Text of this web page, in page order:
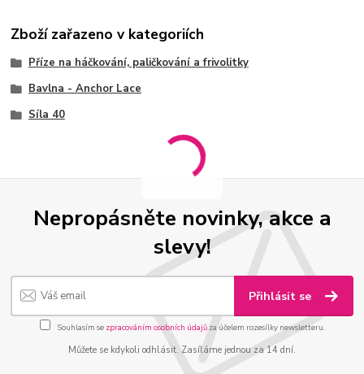
Zboží zařazeno v kategoriích
Příze na háčkování, paličkování a frivolitky
Bavlna - Anchor Lace
Síla 40
Nepropásněte novinky, akce a
slevy!
Přihlásit se
Souhlasím se zpracováním osobních údajůza účelem rozesílky newsletteru.
Můžete se kdykoli odhlásit. Zasíláme jednou za 14 dní.